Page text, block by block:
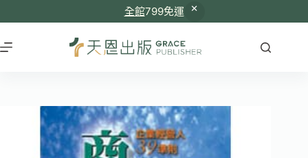
全館799免運